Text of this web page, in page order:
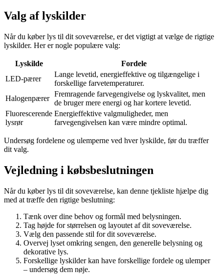
Valg af lyskilder
Når du køber lys til dit soveværelse, er det vigtigt at vælge de rigtige
lyskilder. Her er nogle populære valg:
Lyskilde
Fordele
LED-pærer
Lange levetid, energieffektive og tilgængelige i
forskellige farvetemperaturer.
Halogenpærer
Fremragende farvegengivelse og lyskvalitet, men
de bruger mere energi og har kortere levetid.
Fluorescerende
lysrør
Energieffektive valgmuligheder, men
farvegengivelsen kan være mindre optimal.
Undersøg fordelene og ulemperne ved hver lyskilde, før du træffer
dit valg.
Vejledning i købsbeslutningen
Når du køber lys til dit soveværelse, kan denne tjekliste hjælpe dig
med at træffe den rigtige beslutning:
Tænk over dine behov og formål med belysningen.
Tag højde for størrelsen og layoutet af dit soveværelse.
Vælg den passende stil for dit soveværelse.
Overvej lyset omkring sengen, den generelle belysning og
dekorative lys.
Forskellige lyskilder kan have forskellige fordele og ulemper
– undersøg dem nøje.